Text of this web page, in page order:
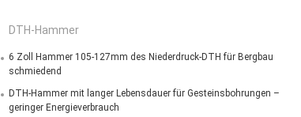
DTH-Hammer
6 Zoll Hammer 105-127mm des Niederdruck-DTH für Bergbau
schmiedend
DTH-Hammer mit langer Lebensdauer für Gesteinsbohrungen –
geringer Energieverbrauch